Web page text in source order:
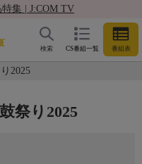
集 | J:COM TV
CS番組一覧 番組表
検索
2025
祭り2025